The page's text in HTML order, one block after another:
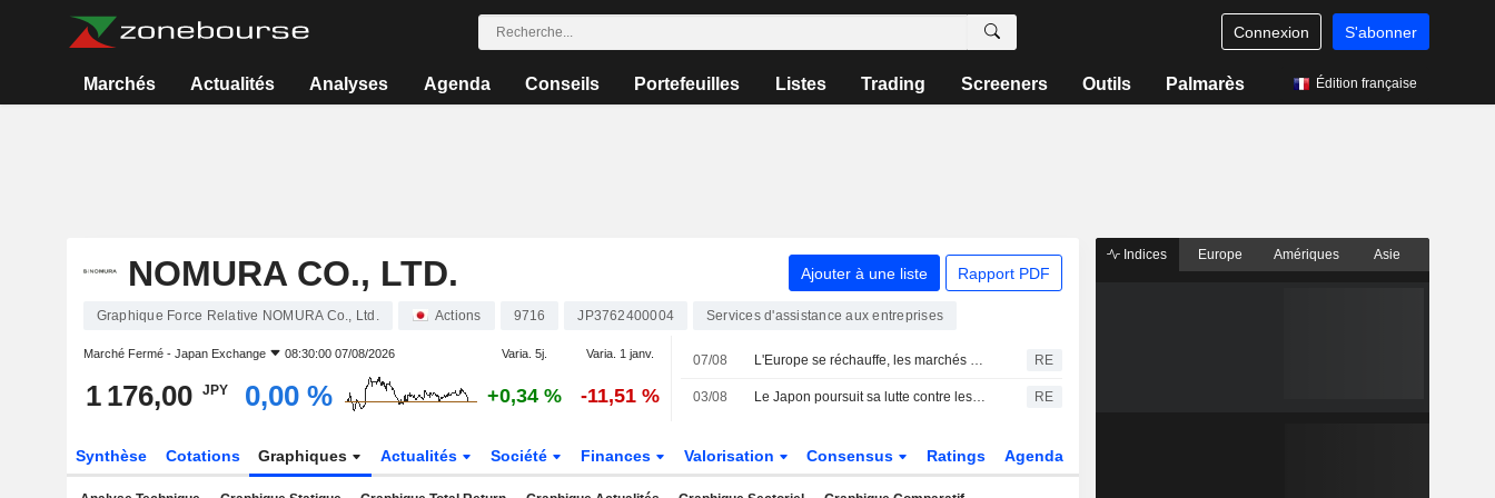
Connexion S'abonner
Marchés Actualités Analyses Agenda Conseils Portefeuilles Listes Trading Screeners Outils Palmarès Édition française
NOMURA CO., LTD. Ajouter à une liste Rapport PDF
Graphique Force Relative NOMURA Co., Ltd. Actions 9716 JP3762400004 Services d'assistance aux entreprises
Marché Fermé - Japan Exchange 08:30:00 07/08/2026 Varia. 5j. Varia. 1 janv.
1 176,00 JPY 0,00 % +0,34 % -11,51 %
07/08 L'Europe se réchauffe, les marchés s'en inquiètent RE
03/08 Le Japon poursuit sa lutte contre les vendeurs à découvert sur le yen après un sauvetage conjoint RE
Synthèse Cotations Graphiques Actualités Société Finances Valorisation Consensus Ratings Agenda
Indices Europe Amériques Asie